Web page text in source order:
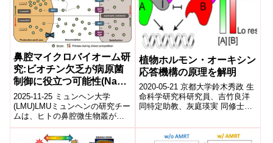
鼻腔マイクロバイオーム研
究:ビオチン欠乏が病原菌
制御に役立つ可能性(Nasal
Microbiome: Resource
Scarcity as Opportunity)
2025-11-25 ミュンヘン大学
(LMU)LMUミュンヘンの研究チー
ムは、ヒトの鼻腔微生物叢が
「資源の乏しい環境」を逆に活
かして生存戦略を構築している
植物ホルモン・オーキシン
応答機構の原理を解明
2020-05-21 京都大学鈴木秀政 生
命科学研究科研究員、吉竹良洋
同特定助教、灰庭瑛実 同修士課
准教授、河内孝之 同教授、...